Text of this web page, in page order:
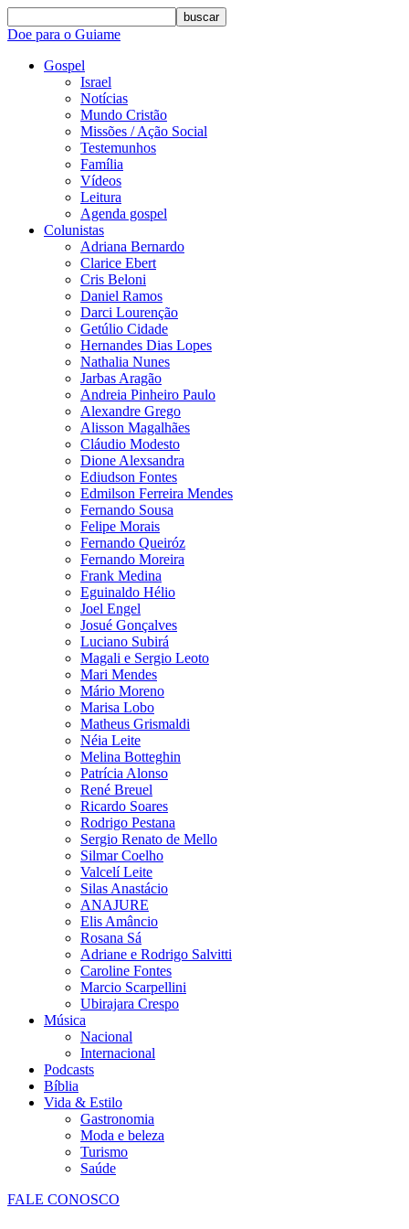
buscar
Doe para o Guiame
Gospel
Israel
Notícias
Mundo Cristão
Missões / Ação Social
Testemunhos
Família
Vídeos
Leitura
Agenda gospel
Colunistas
Adriana Bernardo
Clarice Ebert
Cris Beloni
Daniel Ramos
Darci Lourenção
Getúlio Cidade
Hernandes Dias Lopes
Nathalia Nunes
Jarbas Aragão
Andreia Pinheiro Paulo
Alexandre Grego
Alisson Magalhães
Cláudio Modesto
Dione Alexsandra
Ediudson Fontes
Edmilson Ferreira Mendes
Fernando Sousa
Felipe Morais
Fernando Queiróz
Fernando Moreira
Frank Medina
Eguinaldo Hélio
Joel Engel
Josué Gonçalves
Luciano Subirá
Magali e Sergio Leoto
Mari Mendes
Mário Moreno
Marisa Lobo
Matheus Grismaldi
Néia Leite
Melina Botteghin
Patrícia Alonso
René Breuel
Ricardo Soares
Rodrigo Pestana
Sergio Renato de Mello
Silmar Coelho
Valcelí Leite
Silas Anastácio
ANAJURE
Elis Amâncio
Rosana Sá
Adriane e Rodrigo Salvitti
Caroline Fontes
Marcio Scarpellini
Ubirajara Crespo
Música
Nacional
Internacional
Podcasts
Bíblia
Vida & Estilo
Gastronomia
Moda e beleza
Turismo
Saúde
FALE CONOSCO